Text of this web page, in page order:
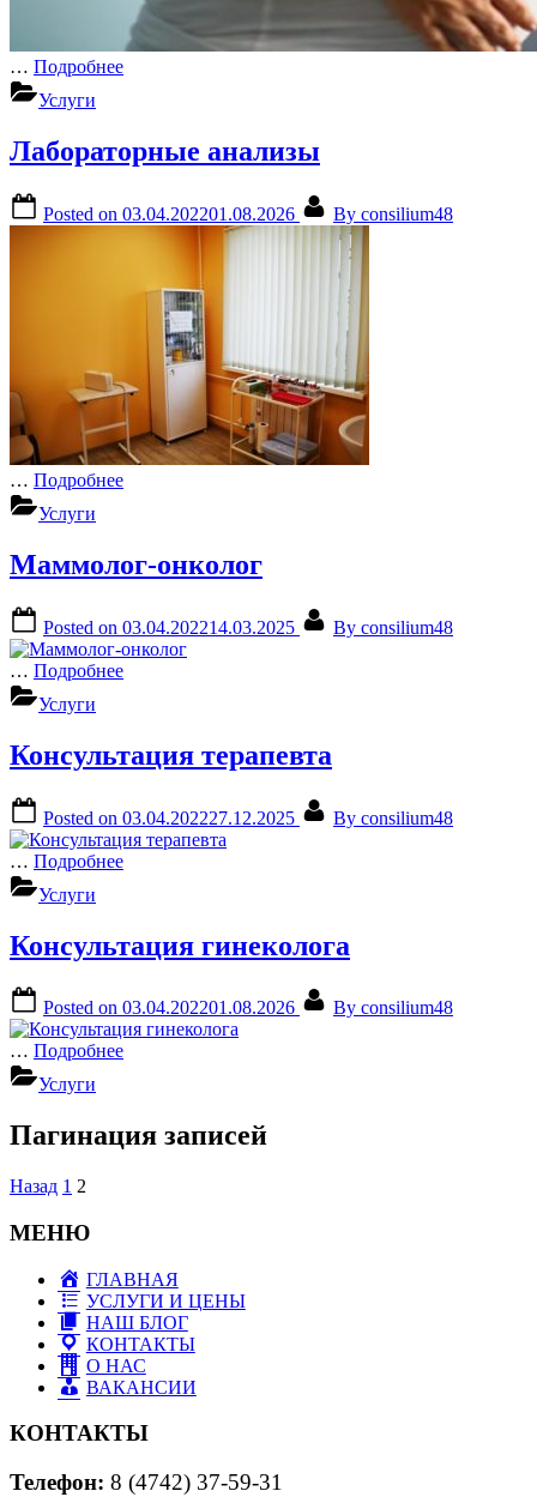
… Подробнее
Услуги
Лабораторные анализы
Posted on 03.04.202201.08.2026 By consilium48
… Подробнее
Услуги
Маммолог-онколог
Posted on 03.04.202214.03.2025 By consilium48
… Подробнее
Услуги
Консультация терапевта
Posted on 03.04.202227.12.2025 By consilium48
… Подробнее
Услуги
Консультация гинеколога
Posted on 03.04.202201.08.2026 By consilium48
… Подробнее
Услуги
Пагинация записей
Назад 1 2
МЕНЮ
ГЛАВНАЯ
УСЛУГИ И ЦЕНЫ
НАШ БЛОГ
КОНТАКТЫ
О НАС
ВАКАНСИИ
КОНТАКТЫ
Телефон: 8 (4742) 37-59-31